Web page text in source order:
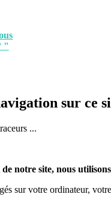
"
sur ce
...
notre site, nous utilisons
sur votre ordinateur,